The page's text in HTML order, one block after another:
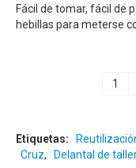
Fácil de tomar, fácil de
hebillas para meterse
1
Etiquetas:
Cruz, Delantal de taller